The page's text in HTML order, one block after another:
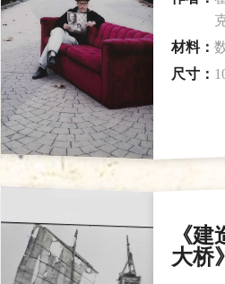
材料：
尺寸：
《
大桥》